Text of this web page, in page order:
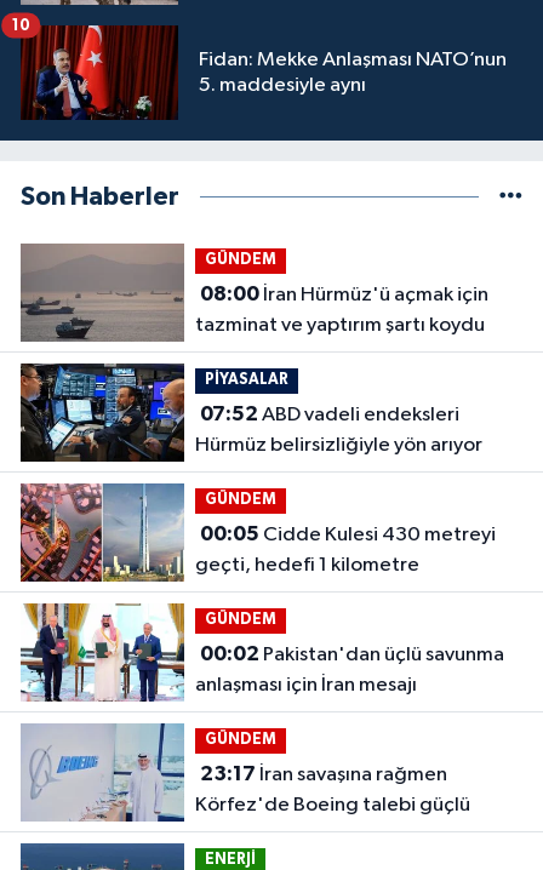
Fidan: Mekke Anlaşması NATO’nun
5. maddesiyle aynı
10
Son Haberler
GÜNDEM
08:00İran Hürmüz'ü açmak için
tazminat ve yaptırım şartı koydu
PİYASALAR
07:52
Hürmüz belirsizliğiyle yön arıyor
GÜNDEM
00:05
geçti, hedefi 1 kilometre
GÜNDEM
00:02
anlaşması için İran mesajı
GÜNDEM
23:17
Körfez'de Boeing talebi güçlü
ENERJİ